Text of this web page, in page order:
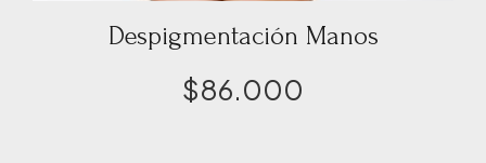
Despigmentación Manos
$86.000